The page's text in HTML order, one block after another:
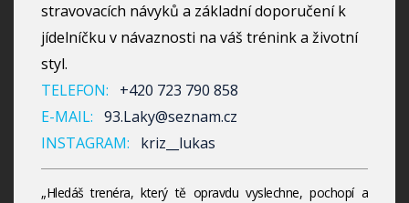
stravovacích návyků a základní doporučení k
jídelníčku v návaznosti na váš trénink a životní
styl.
TELEFON:
+420 723 790 858
E-MAIL: 93.Laky@seznam.cz
INSTAGRAM:
kriz__lukas
„Hledáš trenéra, který tě opravdu vyslechne, pochopí a